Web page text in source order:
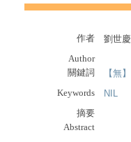
作者
劉世慶
Author
關鍵詞
【無】
Keywords
NIL
摘要
Abstract